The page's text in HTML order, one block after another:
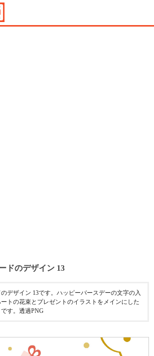
ドのデザイン 13
デザイン 13です。ハッピーバースデーの文字の入
トの花束とプレゼントのイラストをメインにした
す。透過PNG